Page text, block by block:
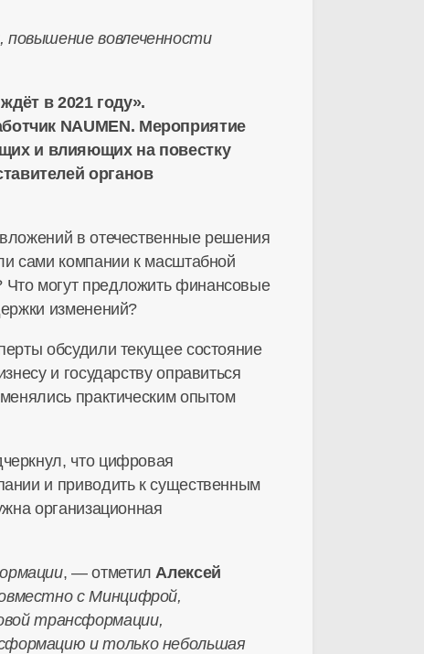
вовлеченности
в 2021 году».
NAUMEN. Мероприятие
и влияющих на повестку
органов
в отечественные решения
сами компании к масштабной
Что могут предложить финансовые
изменений?
обсудили текущее состояние
и государству оправиться
практическим опытом
что цифровая
и приводить к существенным
организационная
, — отметилАлексей
с Минцифрой,
трансформации,
и только небольшая